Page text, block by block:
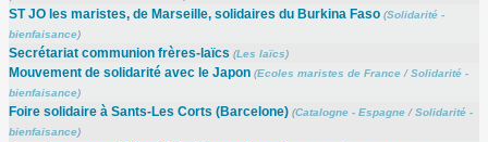
ST JO les maristes, de Marseille, solidaires du Burkina Faso (Solidarité -
bienfaisance)
Secrétariat communion frères-laïcs (Les laïcs)
Mouvement de solidarité avec le Japon (Ecoles maristes de France/Solidarité -
bienfaisance)
Foire solidaire à Sants-Les Corts (Barcelone) (Catalogne - Espagne/Solidarité -
bienfaisance)